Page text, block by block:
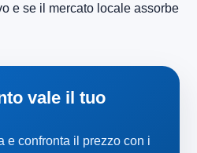
e se il mercato locale assorbe
vale il tuo
e confronta il prezzo con i